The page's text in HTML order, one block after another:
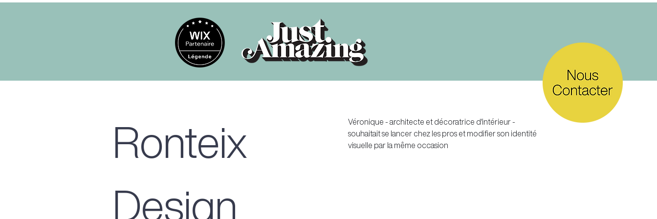
Ronteix
Design
Véronique - architecte et décoratrice d'intérieur -
souhaitait se lancer chez les pros et modifier son identité
visuelle par la même occasion